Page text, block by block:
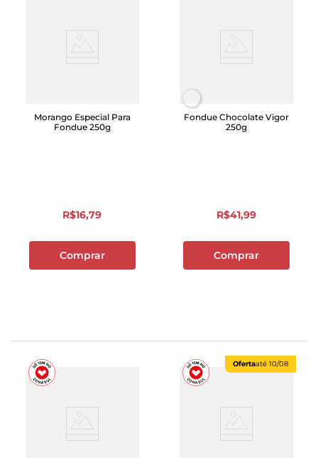
Morango Especial Para
Fondue 250g
R$16,79
Comprar
Fondue Chocolate Vigor
250g
R$41,99
Comprar
Ofertaaté 10/08